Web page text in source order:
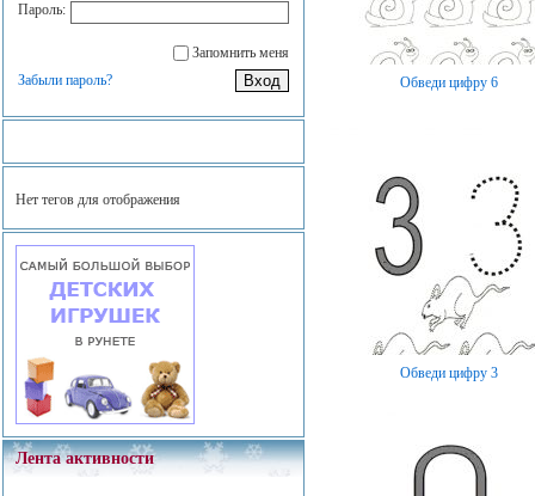
Пароль:
Запомнить меня
Забыли пароль?
Нет тегов для отображения
Лента активности
Обведи цифру 6
Обведи цифру 3